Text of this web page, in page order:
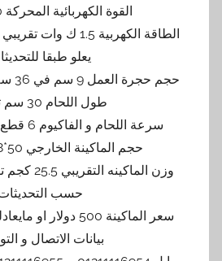
القوة الكهربائية المحركة 220 فولت
الطاقة الكهربية 1.5
يعلو طبقا
حجم حجرة العمل 9 سم في 36 سم في 32 سم تقريبا
طول اللحام 30 سم تقريبا
سرعة اللحام و الفاكيوم 6 قطع بالدقيقة تقريبي
حجم الماكينة الخارجي 50*48*40 تقريبا
وزن
حسب
سعر الماكينة 500 دولار او مايعادله بالجنيه المصري
بيانات الاتصال و